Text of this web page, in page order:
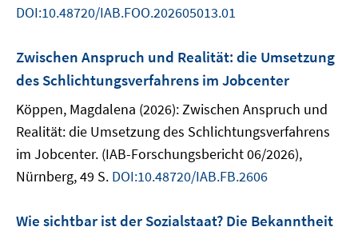
DOI:10.48720/IAB.FOO.202605013.01
Zwischen Anspruch und Realität: die Umsetzung
des Schlichtungsverfahrens im Jobcenter
Köppen, Magdalena (2026): Zwischen Anspruch und
Realität: die Umsetzung des Schlichtungsverfahrens
im Jobcenter. (IAB-Forschungsbericht 06/2026),
Nürnberg, 49 S. DOI:10.48720/IAB.FB.2606
Wie sichtbar ist der Sozialstaat? Die Bekanntheit